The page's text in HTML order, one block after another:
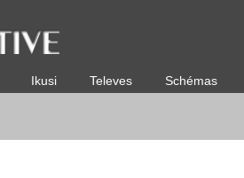
Ikusi Televes Schémas